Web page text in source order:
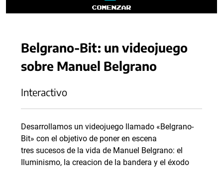
Belgrano-Bit: un videojuego
sobre Manuel Belgrano
Interactivo
Desarrollamos un videojuego llamado «Belgrano-
Bit» con el objetivo de poner en escena
tres sucesos de la vida de Manuel Belgrano: el
Iluminismo, la creacion de la bandera y el éxodo